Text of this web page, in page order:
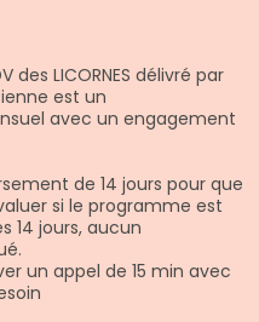
des LICORNES délivré par
est un
avec un engagement
de 14 jours pour que
si le programme est
14 jours, aucun
un appel de 15 min avec